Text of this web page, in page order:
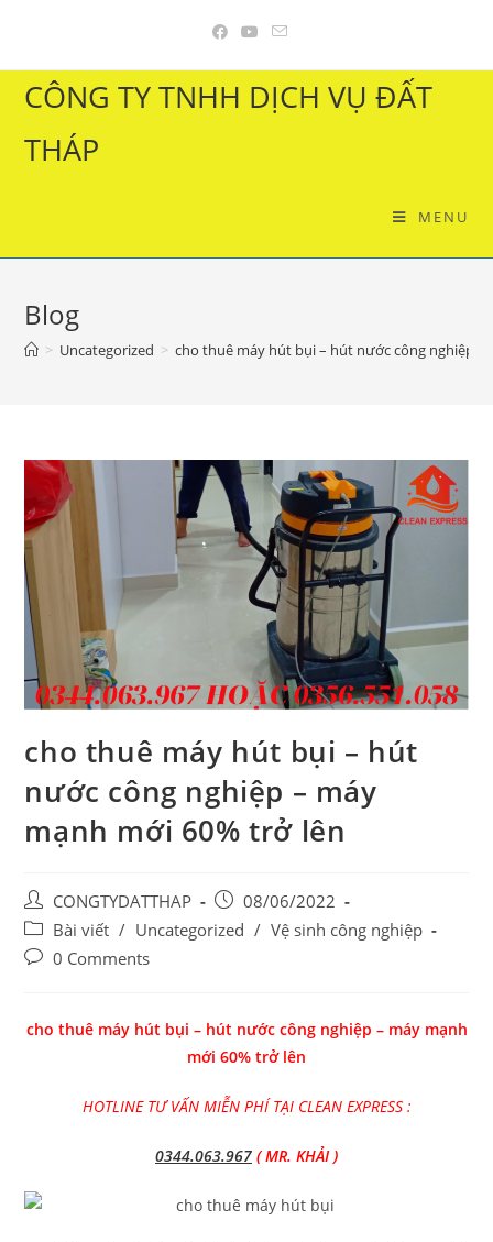
content
CÔNG TY TNHH DỊCH VỤ ĐẤT
THÁP
MENU
Blog
> Uncategorized > cho thuê máy hút bụi – hút nước công nghiệp –
cho thuê máy hút bụi – hút
nước công nghiệp – máy
mạnh mới 60% trở lên
Post
author:
CONGTYDATTHAP
Post
published:
08/06/2022
Post
category:
Bài viết / Uncategorized / Vệ sinh công nghiệp
Post0 Comments
cho thuê máy hút bụi – hút nước công nghiệp – máy mạnh
mới 60% trở lên
HOTLINE TƯ VẤN MIỄN PHÍ TẠI CLEAN EXPRESS :
0344.063.967 ( MR. KHẢI )